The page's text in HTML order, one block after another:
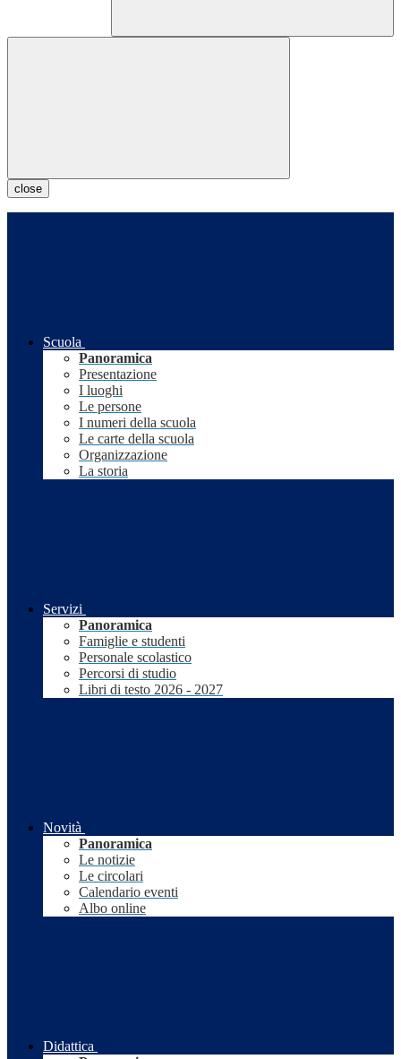
close
Scuola
Panoramica
Presentazione
I luoghi
Le persone
I numeri della scuola
Le carte della scuola
Organizzazione
La storia
Servizi
Panoramica
Famiglie e studenti
Personale scolastico
Percorsi di studio
Libri di testo 2026 - 2027
Novità
Panoramica
Le notizie
Le circolari
Calendario eventi
Albo online
Didattica